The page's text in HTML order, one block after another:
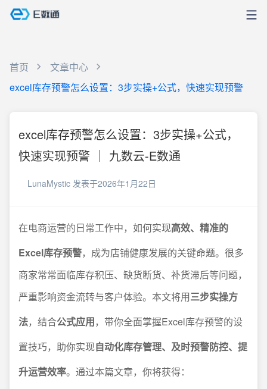
首页
文章中心
excel库存预警怎么设置：3步实操+公式，快速实现预警
excel库存预警怎么设置：3步实操+公式，
快速实现预警 ｜ 九数云-E数通
LunaMystic 发表于2026年1月22日
在电商运营的日常工作中，如何实现高效、精准的
Excel库存预警，成为店铺健康发展的关键命题。很多
商家常常面临库存积压、缺货断货、补货滞后等问题，
严重影响资金流转与客户体验。本文将用三步实操方
法，结合公式应用，带你全面掌握Excel库存预警的设
置技巧，助你实现自动化库存管理、及时预警防控、提
升运营效率。通过本篇文章，你将获得：